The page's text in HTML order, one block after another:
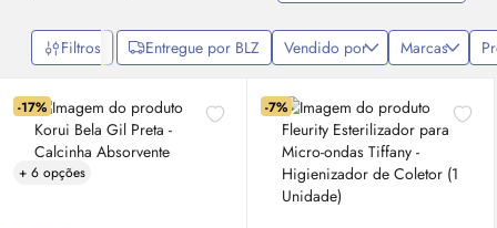
Filtros Entregue por BLZ Vendido por Marcas
-17%
+ 6 opções
-7%